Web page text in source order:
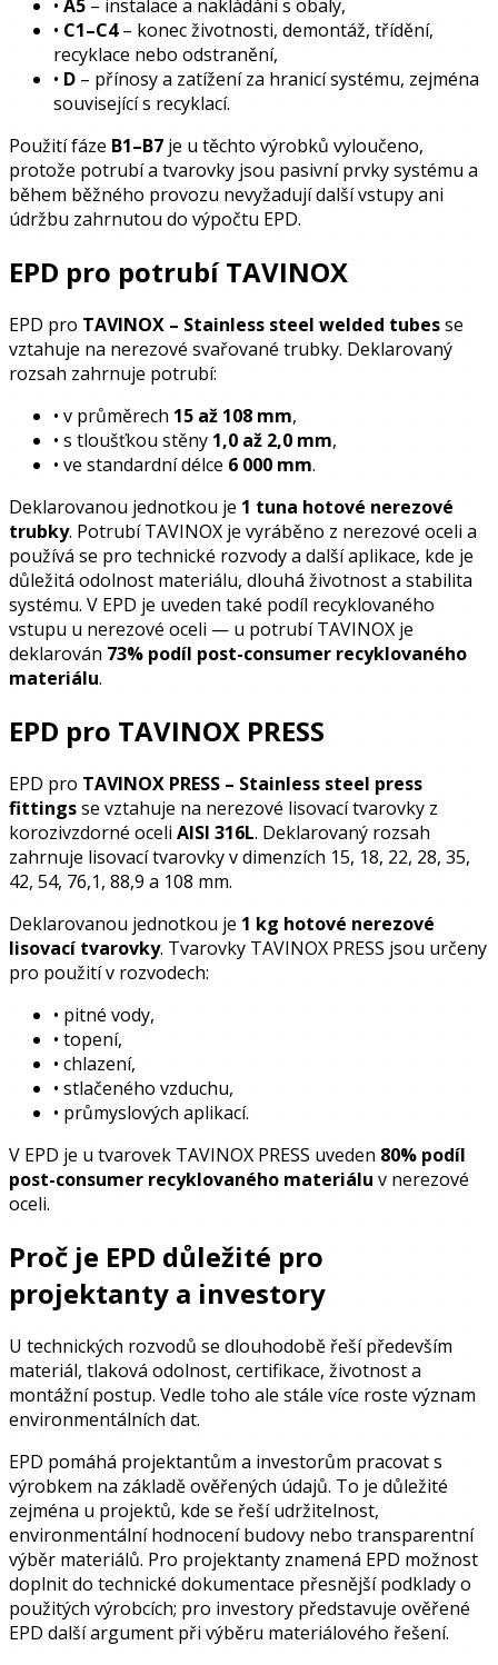
• A5 – instalace a nakládání s obaly,
• C1–C4– konec životnosti, demontáž, třídění,
recyklace nebo odstranění,
• D – přínosy a zatížení za hranicí systému, zejména
související s recyklací.
Použití fáze B1–B7 je u těchto výrobků vyloučeno,
protože potrubí a tvarovky jsou pasivní prvky systému a
během běžného provozu nevyžadují další vstupy ani
údržbu zahrnutou do výpočtu EPD.
EPD pro potrubí TAVINOX
EPD pro TAVINOX – Stainless steel welded tubesse
vztahuje na nerezové svařované trubky. Deklarovaný
rozsah zahrnuje potrubí:
• v průměrech 15 až 108 mm,
• s tloušťkou stěny 1,0 až 2,0 mm,
• ve standardní délce 6 000 mm.
Deklarovanou jednotkou je 1 tuna hotové nerezové
trubky. Potrubí TAVINOX je vyráběno z nerezové oceli a
používá se pro technické rozvody a další aplikace, kde je
důležitá odolnost materiálu, dlouhá životnost a stabilita
systému. V EPD je uveden také podíl recyklovaného
vstupu u nerezové oceli — u potrubí TAVINOX je
deklarován 73% podíl post-consumer recyklovaného
materiálu.
EPD pro TAVINOX PRESS
EPD pro TAVINOX PRESS – Stainless steel press
fittingsse vztahuje na nerezové lisovací tvarovky z
korozivzdorné oceli AISI 316L. Deklarovaný rozsah
zahrnuje lisovací tvarovky v dimenzích 15, 18, 22, 28, 35,
42, 54, 76,1, 88,9 a 108 mm.
Deklarovanou jednotkou je 1 kg hotové nerezové
lisovací tvarovky. Tvarovky TAVINOX PRESS jsou určeny
pro použití v rozvodech:
• pitné vody,
• topení,
• chlazení,
• stlačeného vzduchu,
• průmyslových aplikací.
V EPD je u tvarovek TAVINOX PRESS uveden 80% podíl
post-consumer recyklovaného materiálu v nerezové
oceli.
Proč je EPD důležité pro
projektanty a investory
U technických rozvodů se dlouhodobě řeší především
materiál, tlaková odolnost, certifikace, životnost a
montážní postup. Vedle toho ale stále více roste význam
environmentálních dat.
EPD pomáhá projektantům a investorům pracovat s
výrobkem na základě ověřených údajů. To je důležité
zejména u projektů, kde se řeší udržitelnost,
environmentální hodnocení budovy nebo transparentní
výběr materiálů. Pro projektanty znamená EPD možnost
doplnit do technické dokumentace přesnější podklady o
použitých výrobcích; pro investory představuje ověřené
EPD další argument při výběru materiálového řešení.